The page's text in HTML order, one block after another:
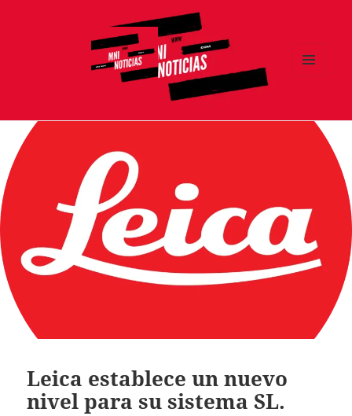
Leica establece un nuevo
nivel para su sistema SL.